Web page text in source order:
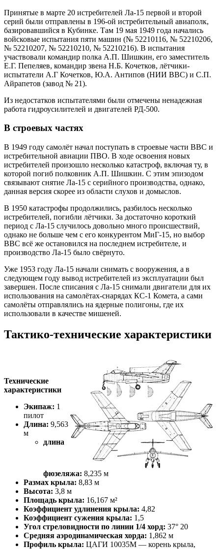
Принятые в марте 20 истребителей Ла-15 первой и второй
серий были отправлены в 196-ой истребительный авиаполк,
базировавшийся в Кубинке. Там 19 мая 1949 года начались
войсковые испытания пяти машин (№ 52210116, № 52210206,
№ 52210207, № 52210210, № 52210216). В испытания
участвовали командир полка А.П. Шишкин, его заместитель
Е.Г. Пепеляев, командир звена Н.Б. Кочетков, лётчики-
испытатели А.Г Кочетков, Ю.А. Антипов (НИИ ВВС) и С.П.
Айрапетов (завод № 21).
Из недостатков испытателями были отмечены ненадежная
работа гидроусилителей и двигателей РД-500.
В строевых частях
В 1949 году самолёт начал поступать в строевые части ВВС и
истребительной авиации ПВО. В ходе освоения новых
истребителей произошло несколько катастроф, включая ту, в
которой погиб полковник А.П. Шишкин. С этим эпизодом
связывают снятие Ла-15 с серийного производства, однако,
данная версия скорее из области слухов и домыслов.
В 1950 катастрофы продолжились, разбилось несколько
истребителей, погибли лётчики. За достаточно короткий
период с Ла-15 случилось довольно много происшествий,
однако не больше чем с его конкурентом МиГ-15, но выбор
ВВС всё же остановился на последнем истребителе, и
производство Ла-15 было свёрнуто.
Уже 1953 году Ла-15 начали снимать с вооружения, а в
следующем году вывод истребителей из эксплуатации был
завершен. После списания с Ла-15 снимали двигатели для их
использования на самолётах-снарядах КС-1 Комета, а сами
самолёты отправлялись на ядерные полигоны, где их
использовали в качестве мишеней.
Тактико-технические характеристики
Технические
характеристики
Экипаж: 1
пилот
Длина: 9,563
м
длина
фюзеляжа: 8,235 м
Размах крыла: 8,83 м
Высота: 3,8 м
Площадь крыла: 16,167 м²
Коэффициент удлинения крыла: 4,82
Коэффициент сужения крыла: 1,5
Угол стреловидности по линии 1/4 хорд: 37° 20
Средняя аэродинамическая хорда: 1,862 м
Профиль крыла: ЦАГИ 10035М — корень крыла,